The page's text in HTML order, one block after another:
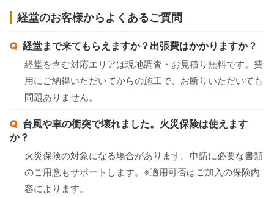
経堂のお客様からよくあるご質問
経堂まで来てもらえますか？出張費はかかりますか？
経堂を含む対応エリアは現地調査・お見積り無料です。費
用にご納得いただいてからの施工で、お断りいただいても
問題ありません。
台風や車の衝突で壊れました。火災保険は使えます
か？
火災保険の対象になる場合があります。申請に必要な書類
のご用意もサポートします。※適用可否はご加入の保険内
容によります。